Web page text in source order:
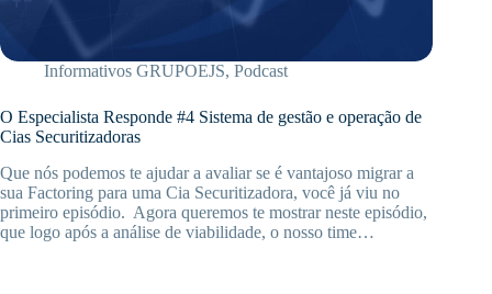
Informativos GRUPOEJS, Podcast
O Especialista Responde #4 Sistema de gestão e operação de
Cias Securitizadoras
Que nós podemos te ajudar a avaliar se é vantajoso migrar a
sua Factoring para uma Cia Securitizadora, você já viu no
primeiro episódio. Agora queremos te mostrar neste episódio,
que logo após a análise de viabilidade, o nosso time…